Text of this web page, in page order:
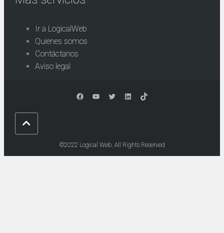
Ir a LogicalWeb
Quienes somos
Contáctanos
Aviso legal
Facebook YouTube Twitter LinkedIn TikTok
©2022 Logical Web. All Rights Reserved